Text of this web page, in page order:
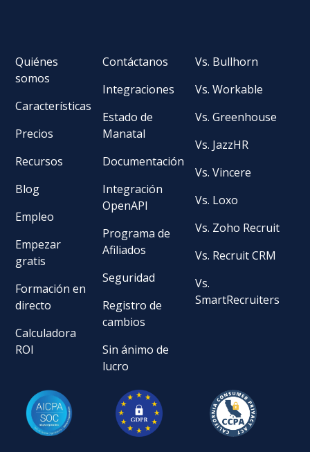
Quiénes
somos
Características
Precios
Recursos
Blog
Empleo
Empezar
gratis
Formación en
directo
Calculadora
ROI
Contáctanos
Integraciones
Estado de
Manatal
Documentación
Integración
OpenAPI
Programa de
Afiliados
Seguridad
Registro de
cambios
Sin ánimo de
lucro
Vs. Bullhorn
Vs. Workable
Vs. Greenhouse
Vs. JazzHR
Vs. Vincere
Vs. Loxo
Vs. Zoho Recruit
Vs. Recruit CRM
Vs.
SmartRecruiters